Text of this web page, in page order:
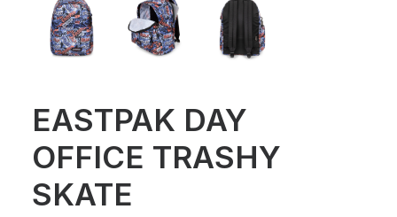
EASTPAK DAY
OFFICE TRASHY
SKATE